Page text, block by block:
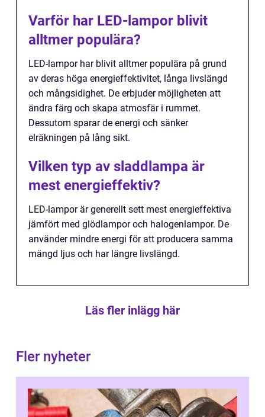
Varför har LED-lampor blivit
alltmer populära?
LED-lampor har blivit alltmer populära på grund
av deras höga energieffektivitet, långa livslängd
och mångsidighet. De erbjuder möjligheten att
ändra färg och skapa atmosfär i rummet.
Dessutom sparar de energi och sänker
elräkningen på lång sikt.
Vilken typ av sladdlampa är
mest energieffektiv?
LED-lampor är generellt sett mest energieffektiva
jämfört med glödlampor och halogenlampor. De
använder mindre energi för att producera samma
mängd ljus och har längre livslängd.
Läs fler inlägg här
Fler nyheter